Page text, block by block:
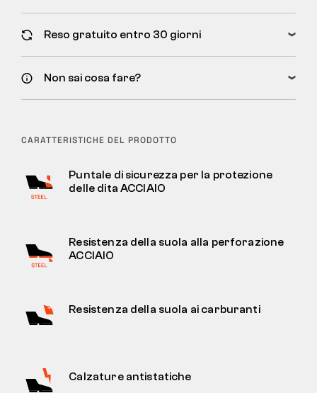
Reso gratuito entro 30 giorni
Non sai cosa fare?
CARATTERISTICHE DEL PRODOTTO
Puntale di sicurezza per la protezione
delle dita ACCIAIO
Resistenza della suola alla perforazione
ACCIAIO
Resistenza della suola ai carburanti
Calzature antistatiche